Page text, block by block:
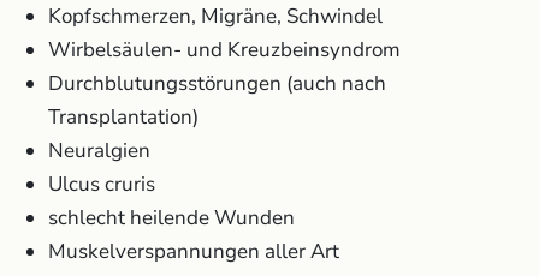
Kopfschmerzen, Migräne, Schwindel
Wirbelsäulen- und Kreuzbeinsyndrom
Durchblutungsstörungen (auch nach
Transplantation)
Neuralgien
Ulcus cruris
schlecht heilende Wunden
Muskelverspannungen aller Art